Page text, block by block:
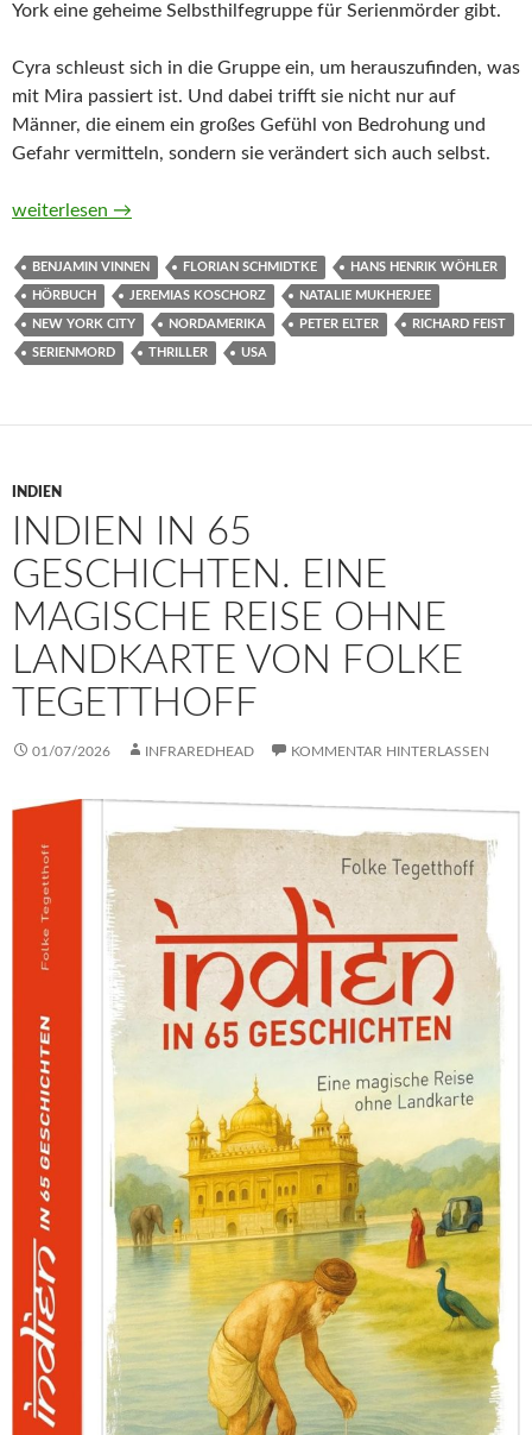
York eine geheime Selbsthilfegruppe für Serienmörder gibt.
Cyra schleust sich in die Gruppe ein, um herauszufinden, was
mit Mira passiert ist. Und dabei trifft sie nicht nur auf
Männer, die einem ein großes Gefühl von Bedrohung und
Gefahr vermitteln, sondern sie verändert sich auch selbst.
Serial Killer Support Group – Diese Selbsthilfegruppe ist
weiterlesen →
BENJAMIN VINNEN FLORIAN SCHMIDTKE HANS HENRIK WÖHLER
HÖRBUCH JEREMIAS KOSCHORZ NATALIE MUKHERJEE
NEW YORK CITY NORDAMERIKA PETER ELTER RICHARD FEIST
SERIENMORD THRILLER USA
INDIEN
INDIEN IN 65
GESCHICHTEN. EINE
MAGISCHE REISE OHNE
LANDKARTE VON FOLKE
TEGETTHOFF
01/07/2026 INFRAREDHEAD KOMMENTAR HINTERLASSEN